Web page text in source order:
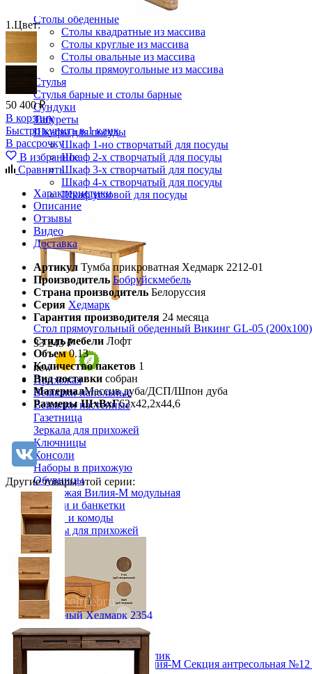
Столы кофейные и чайные
Столы обеденные
Столы квадратные из массива
Столы круглые из массива
Столы овальные из массива
Столы прямоугольные из массива
Стулья
Стулья барные и столы барные
Сундуки
Табуреты
Шкафы для посуды
Шкаф 1-но створчатый для посуды
Шкаф 2-х створчатый для посуды
Шкаф 3-х створчатый для посуды
Шкаф 4-х створчатый для посуды
Шкаф угловой для посуды
Стол прямоугольный обеденный Викинг GL-05 (200х100)
33 243 ₽
new
Прихожая
Вешалки напольные
Вешалки настенные
Газетница
Зеркала для прихожей
Ключницы
Консоли
Наборы в прихожую
Обувницы
Прихожая Вилия-М модульная
Скамьи и банкетки
Тумбы и комоды
Шкафы для прихожей
Модульная прихожая Вилия-М Секция антресольная
1.Цвет:
50 400 ₽
В корзину
Быстро купить в 1 клик
В рассрочку
В избранное
Сравнить
Характеристики
Описание
Отзывы
Видео
Доставка
Артикул Тумба прикроватная Хедмарк 2212-01
Производитель Бобруйскмебель
Страна производитель Белоруссия
Серия Хедмарк
Гарантия производителя 24 месяца
Стиль мебели Лофт
Объем 0.13
Количество пакетов 1
Вид поставки собран
МатериалМассив дуба/ДСП/Шпон дуба
Размеры ШхВхГ62х42,2х44,6
Другие товары этой серии:
Шкаф книжный Хедмарк 2354
от 134 500 ₽
60х213х44,2 см
В корзину
Быстро купить в 1 клик